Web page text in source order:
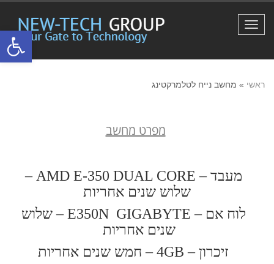
פתח
תפריט
ראשי » מחשב נייח לטלמרקטינג
מפרט מחשב
מעבד – AMD E-350 DUAL CORE
–
שלוש שנים אחריות
לוח אם –E350N GIGABYTE
–שלוש
שנים אחריות
זיכרון – 4 GB
– חמש שנים אחריות